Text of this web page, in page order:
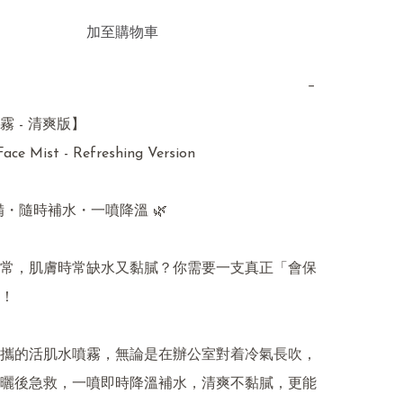
加至購物車
−
- 清爽版】
Mist - Refreshing Version
・隨時補水・一噴降溫 🌿
，肌膚時常缺水又黏膩？你需要一支真正「會保
的活肌水噴霧，無論是在辦公室對着冷氣長吹，
後急救，一噴即時降溫補水，清爽不黏膩，更能